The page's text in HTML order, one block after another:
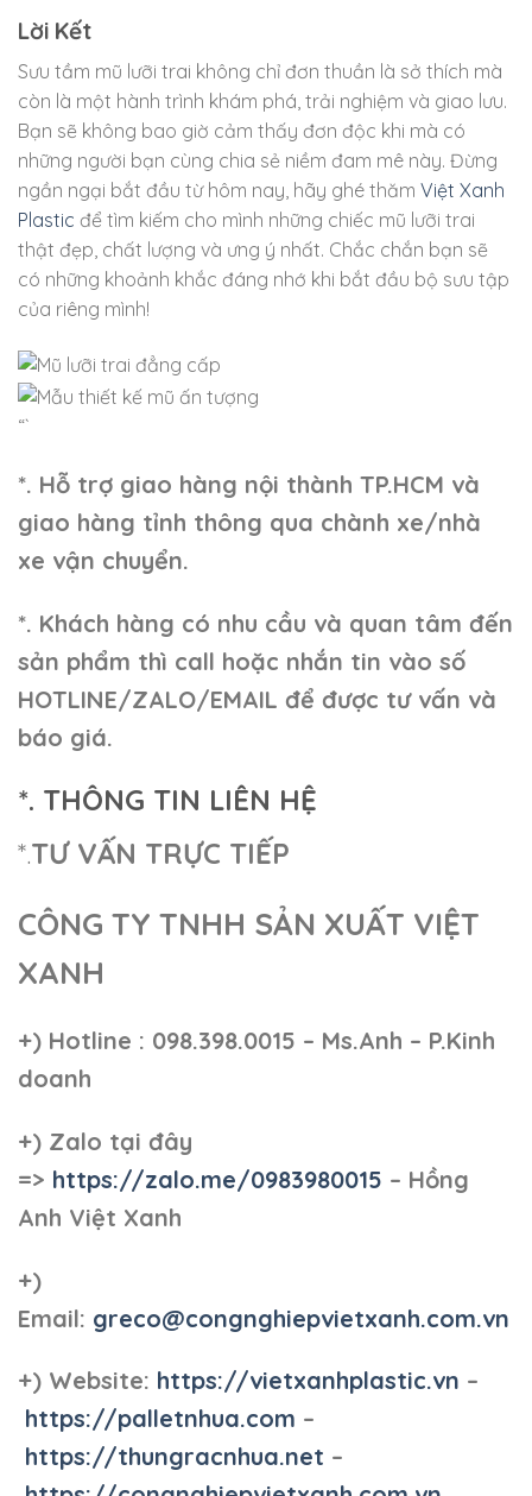
Lời Kết
Sưu tầm mũ lưỡi trai không chỉ đơn thuần là sở thích mà
còn là một hành trình khám phá, trải nghiệm và giao lưu.
Bạn sẽ không bao giờ cảm thấy đơn độc khi mà có
những người bạn cùng chia sẻ niềm đam mê này. Đừng
ngần ngại bắt đầu từ hôm nay, hãy ghé thăm Việt Xanh
Plastic để tìm kiếm cho mình những chiếc mũ lưỡi trai
thật đẹp, chất lượng và ưng ý nhất. Chắc chắn bạn sẽ
có những khoảnh khắc đáng nhớ khi bắt đầu bộ sưu tập
của riêng mình!
“`
*. Hỗ trợ giao hàng nội thành TP.HCM và
giao hàng tỉnh thông qua chành xe/nhà
xe vận chuyển.
*. Khách hàng có nhu cầu và quan tâm đến
sản phẩm thì call hoặc nhắn tin vào số
HOTLINE/ZALO/EMAIL để được tư vấn và
báo giá.
*. THÔNG TIN LIÊN HỆ
*.TƯ VẤN TRỰC TIẾP
CÔNG TY TNHH SẢN XUẤT VIỆT
XANH
+) Hotline : 098.398.0015 – Ms.Anh – P.Kinh
doanh
+) Zalo tại đây
=> https://zalo.me/0983980015 – Hồng
Anh Việt Xanh
+)
Email: greco@congnghiepvietxanh.com.vn
+) Website: https://vietxanhplastic.vn –
https://palletnhua.com –
https://thungracnhua.net –